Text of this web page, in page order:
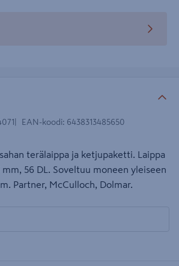
välilehteen
EAN-koodi: 6438313485650
terälaippa ja ketjupaketti. Laippa
mm, 56 DL. Soveltuu moneen yleiseen
Partner, McCulloch, Dolmar.